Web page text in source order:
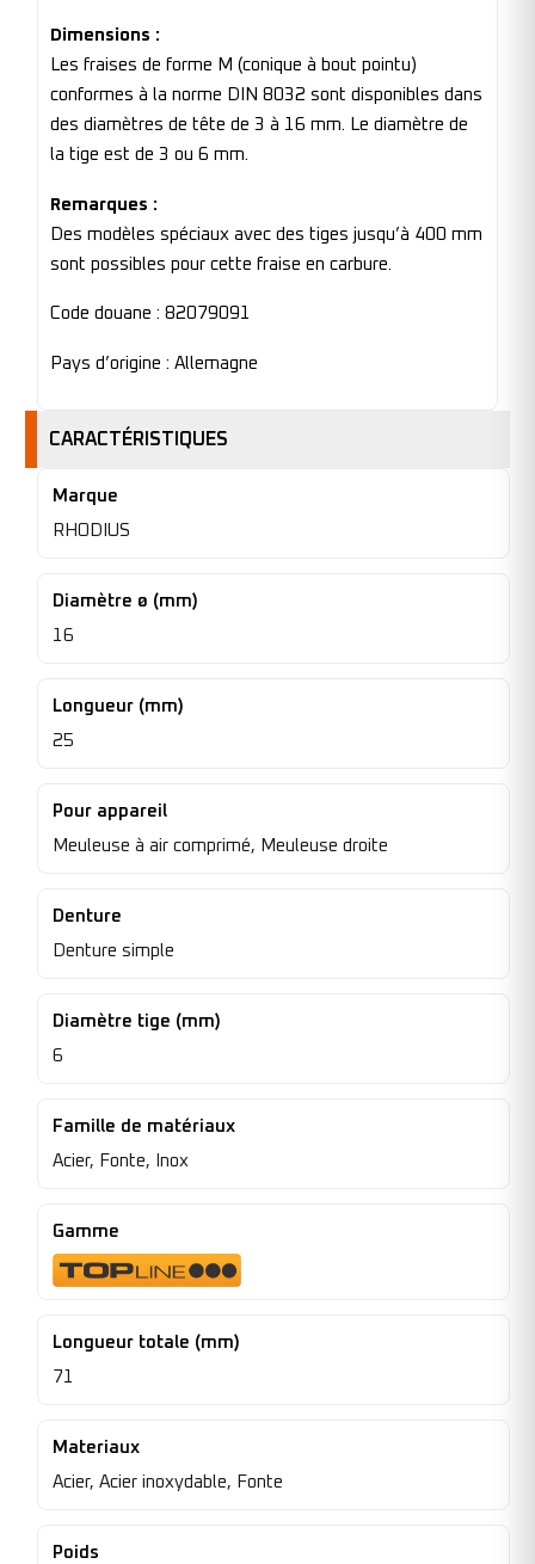
Dimensions :
Les fraises de forme M (conique à bout pointu)
conformes à la norme DIN 8032 sont disponibles dans
des diamètres de tête de 3 à 16 mm. Le diamètre de
la tige est de 3 ou 6 mm.
Remarques :
Des modèles spéciaux avec des tiges jusqu’à 400 mm
sont possibles pour cette fraise en carbure.
Code douane : 82079091
Pays d’origine : Allemagne
CARACTÉRISTIQUES
Marque
RHODIUS
Diamètre ø (mm)
16
Longueur (mm)
25
Pour appareil
Meuleuse à air comprimé, Meuleuse droite
Denture
Denture simple
Diamètre tige (mm)
6
Famille de matériaux
Acier, Fonte, Inox
Gamme
Longueur totale (mm)
71
Materiaux
Acier, Acier inoxydable, Fonte
Poids